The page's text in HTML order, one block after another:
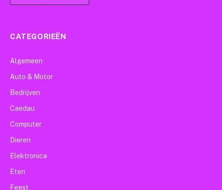
CATEGORIEËN
Algemeen
Auto & Motor
Bedrijven
Caedau
Computer
Dieren
Elektronica
Eten
Feest